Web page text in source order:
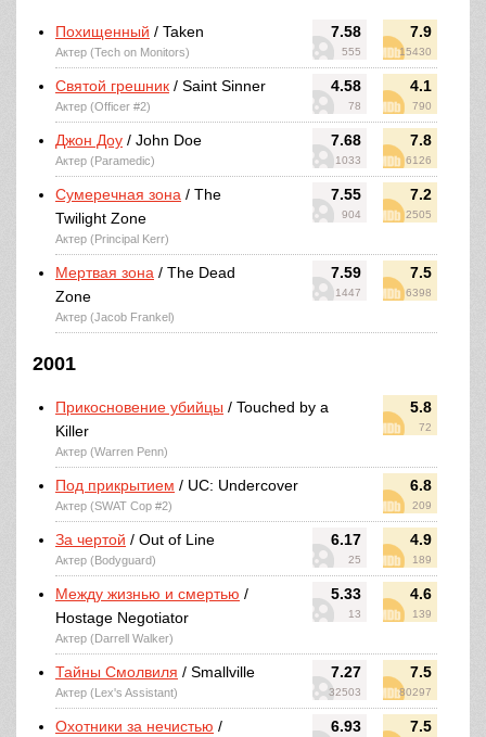
7.58
555
7.9
15430
Похищенный / Taken
Актер (Tech on Monitors)
4.58
78
4.1
790
Святой грешник / Saint Sinner
Актер (Officer #2)
7.68
1033
7.8
6126
Джон Доу / John Doe
Актер (Paramedic)
7.55
904
7.2
2505
Сумеречная зона / The
Twilight Zone
Актер (Principal Kerr)
7.59
1447
7.5
6398
Мертвая зона / The Dead
Zone
Актер (Jacob Frankel)
2001
5.8
72
Прикосновение убийцы / Touched by a
Killer
Актер (Warren Penn)
6.8
209
Под прикрытием / UC: Undercover
Актер (SWAT Cop #2)
6.17
25
4.9
189
За чертой / Out of Line
Актер (Bodyguard)
5.33
13
4.6
139
Между жизнью и смертью /
Hostage Negotiator
Актер (Darrell Walker)
7.27
32503
7.5
80297
Тайны Смолвиля / Smallville
Актер (Lex's Assistant)
6.93 7.5
Охотники за нечистью /